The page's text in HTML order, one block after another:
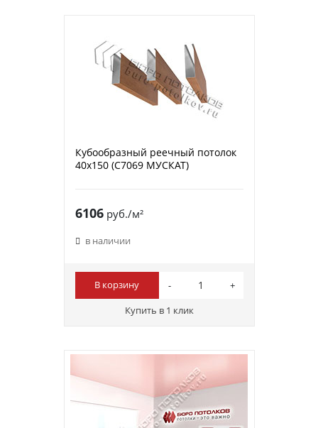
Кубообразный реечный потолок
40х150 (C7069 МУСКАТ)
6106руб./м²
в наличии
В корзину
Купить в 1 клик